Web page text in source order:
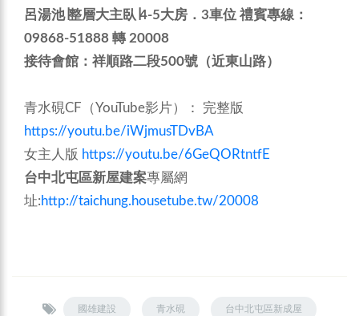
呂湯池∣整層大主臥∣4-5大房．3車位 禮賓專線：
09868-51888 轉 20008
接待會館：祥順路二段500號（近東山路）
青水硯CF（YouTube影片）： 完整版
https://youtu.be/iWjmusTDvBA
女主人版 https://youtu.be/6GeQORtntfE
台中北屯區新屋建案專屬網
址:http://taichung.housetube.tw/20008
國雄建設 青水硯 台中北屯區新成屋